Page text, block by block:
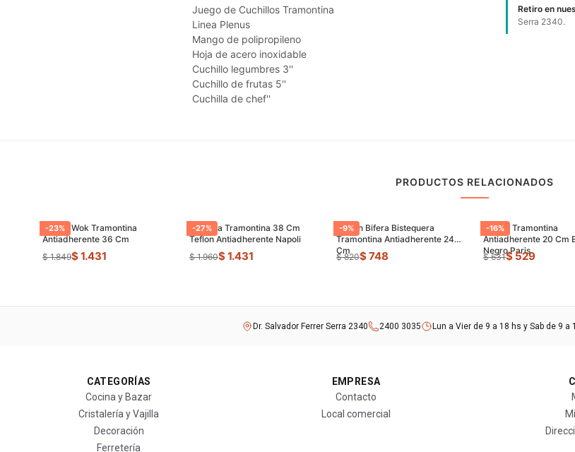
Retiro en
Serra 2340.
Juego de Cuchillos Tramontina
Linea Plenus
Mango de polipropileno
Hoja de acero inoxidable
Cuchillo legumbres 3''
Cuchillo de frutas 5''
Cuchilla de chef''
PRODUCTOS RELACIONADOS
-23%
Sarten Wok Tramontina
Antiadherente 36 Cm
$ 1.849$ 1.431
-27%
Paellera Tramontina 38 Cm
Teflon Antiadherente Napoli
$ 1.960$ 1.431
-9%
Sarten Bifera Bistequera
Tramontina Antiadherente 24
Cm
$ 820$ 748
-16%
Sarten Tramontina
Antiadherente 20 Cm
Negro Paris
$ 631$ 529
Dr. Salvador Ferrer Serra 2340 2400 3035 Lun a Vier de 9 a 18 hs y Sab de 9 a
CATEGORÍAS
Cocina y Bazar
Cristalería y Vajilla
Decoración
Ferretería
EMPRESA
Contacto
Local comercial